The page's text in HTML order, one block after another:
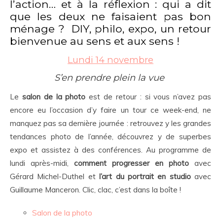
l’action… et à la réflexion : qui a dit
que les deux ne faisaient pas bon
ménage ? DIY, philo, expo, un retour
bienvenue au sens et aux sens !
Lundi 14 novembre
S’en prendre plein la vue
Le salon de la photo est de retour : si vous n’avez pas
encore eu l’occasion d’y faire un tour ce week-end, ne
manquez pas sa dernière journée : retrouvez y les grandes
tendances photo de l’année, découvrez y de superbes
expo et assistez à des conférences. Au programme de
lundi après-midi, comment progresser en photo avec
Gérard Michel-Duthel et l’art du portrait en studioavec
Guillaume Manceron. Clic, clac, c’est dans la boîte !
Salon de la photo